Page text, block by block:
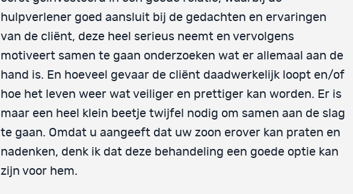
hulpverlener goed aansluit bij de gedachten en ervaringen
van de cliënt, deze heel serieus neemt en vervolgens
motiveert samen te gaan onderzoeken wat er allemaal aan de
hand is. En hoeveel gevaar de cliënt daadwerkelijk loopt en/of
hoe het leven weer wat veiliger en prettiger kan worden. Er is
maar een heel klein beetje twijfel nodig om samen aan de slag
te gaan. Omdat u aangeeft dat uw zoon erover kan praten en
nadenken, denk ik dat deze behandeling een goede optie kan
zijn voor hem.